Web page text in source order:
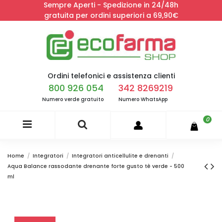
Sempre Aperti - Spedizione in 24/48h
gratuita per ordini superiori a 69,90€
Ordini telefonici e assistenza clienti
800 926 054
Numero verde gratuito
342 8269219
Numero WhatsApp
0
Home Integratori
Integratori anticellulite e drenanti
Aqua Balance rassodante drenante forte gusto tè verde - 500
ml